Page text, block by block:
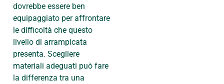
dovrebbe essere ben
equipaggiato per affrontare
le difficoltà che questo
livello di arrampicata
presenta. Scegliere
materiali adeguati può fare
la differenza tra una